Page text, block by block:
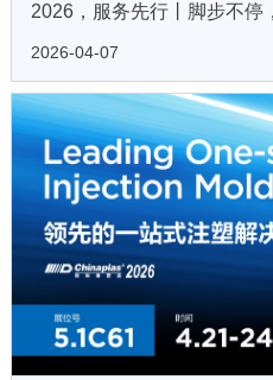
2026，服务先行丨脚步不停
2026-04-07